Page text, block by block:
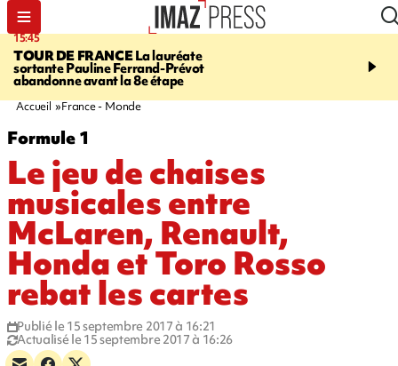
15:45
TOUR DE FRANCELa lauréate
sortante Pauline Ferrand-Prévot
abandonne avant la 8e étape
20:17
routière, concours de
Accueil France - Monde
Formule 1
Le jeu de chaises
musicales entre
McLaren, Renault,
Honda et Toro Rosso
rebat les cartes
Publié le 15 septembre 2017 à 16:21
Actualisé le 15 septembre 2017 à 16:26